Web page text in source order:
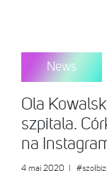
News
Ola
szpitala.
na
4 maj 2020